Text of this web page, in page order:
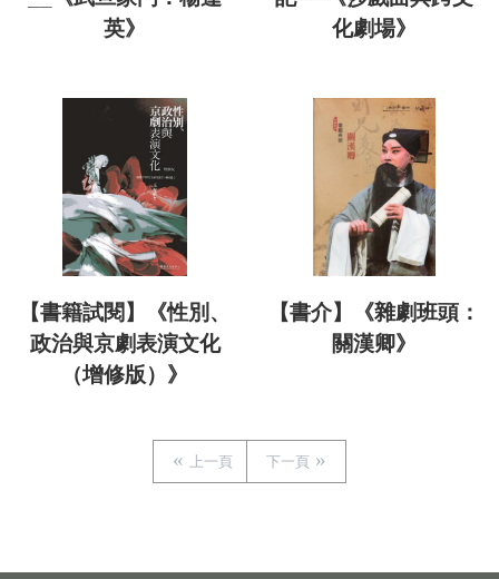
英》
化劇場》
【書籍試閱】《性別、
政治與京劇表演文化
（增修版）》
【書介】《雜劇班頭：
關漢卿》
上一頁 下一頁